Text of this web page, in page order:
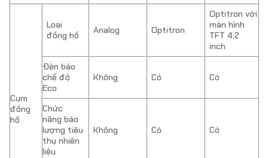
Cụm
đồng
hồ
Loại
đồng hồ
Analog Optitron
Optitron với
màn hình
TFT 4,2
inch
Đèn báo
chế độ
Eco
Không Có Có
Chức
năng báo
lượng tiêu
thụ nhiên
liệu
Không Có Có